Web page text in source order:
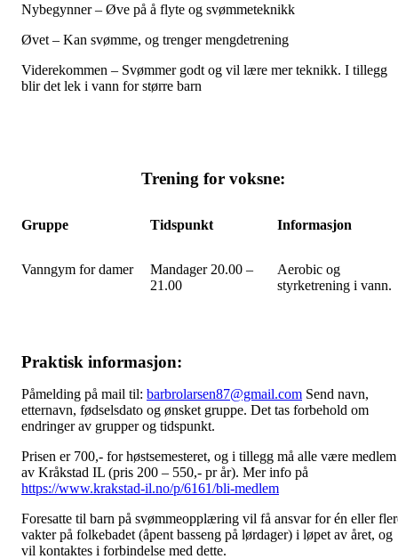
Nybegynner – Øve på å flyte og svømmeteknikk
Øvet – Kan svømme, og trenger mengdetrening
Viderekommen – Svømmer godt og vil lære mer teknikk. I tillegg
blir det lek i vann for større barn
Trening for voksne:
Gruppe Tidspunkt Informasjon
Vanngym for damer
Mandager 20.00 –
21.00
Aerobic og
styrketrening i vann.
Praktisk informasjon:
Påmelding på mail til: barbrolarsen87@gmail.com Send navn,
etternavn, fødselsdato og ønsket gruppe. Det tas forbehold om
endringer av grupper og tidspunkt.
Prisen er 700,- for høstsemesteret, og i tillegg må alle være medlem
av Kråkstad IL (pris 200 – 550,- pr år). Mer info på
https://www.krakstad-il.no/p/6161/bli-medlem
Foresatte til barn på svømmeopplæring vil få ansvar for én eller
vakter på folkebadet (åpent basseng på lørdager) i løpet av året, og
vil kontaktes i forbindelse med dette.